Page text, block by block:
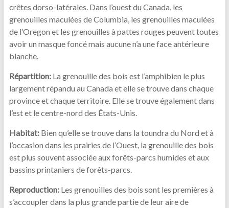
crêtes dorso-latérales. Dans l’ouest du Canada, les
grenouilles maculées de Columbia, les grenouilles maculées
de l’Oregon et les grenouilles à pattes rouges peuvent toutes
avoir un masque foncé mais aucune n’a une face antérieure
blanche.
Répartition: La grenouille des bois est l’amphibien le plus
largement répandu au Canada et elle se trouve dans chaque
province et chaque territoire. Elle se trouve également dans
l’est et le centre-nord des États-Unis.
Habitat: Bien qu’elle se trouve dans la toundra du Nord et à
l’occasion dans les prairies de l’Ouest, la grenouille des bois
est plus souvent associée aux forêts-parcs humides et aux
bassins printaniers de forêts-parcs.
Reproduction: Les grenouilles des bois sont les premières à
s’accoupler dans la plus grande partie de leur aire de